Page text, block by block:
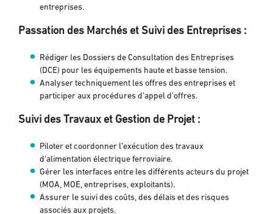
entreprises.
Passation des Marchés et Suivi des Entreprises :
Rédiger les Dossiers de Consultation des Entreprises
(DCE) pour les équipements haute et basse tension.
Analyser techniquement les offres des entreprises et
participer aux procédures d’appel d’offres.
Suivi des Travaux et Gestion de Projet :
Piloter et coordonner l’exécution des travaux
d’alimentation électrique ferroviaire.
Gérer les interfaces entre les différents acteurs du projet
(MOA, MOE, entreprises, exploitants).
Assurer le suivi des coûts, des délais et des risques
associés aux projets.